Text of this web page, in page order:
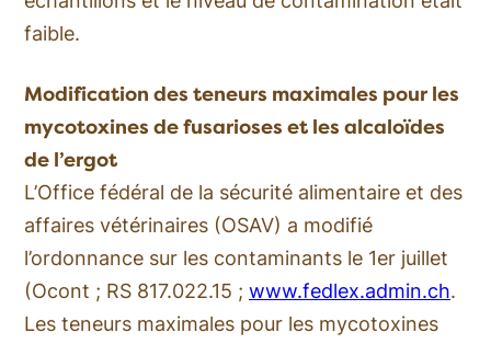
faible.
Modification des teneurs maximales pour les
mycotoxines de fusarioses et les alcaloïdes
de l’ergot
L’Office fédéral de la sécurité alimentaire et des
affaires vétérinaires (OSAV) a modifié
l’ordonnance sur les contaminants le 1er juillet
(Ocont ; RS 817.022.15 ; www.fedlex.admin.ch.
Les teneurs maximales pour les mycotoxines